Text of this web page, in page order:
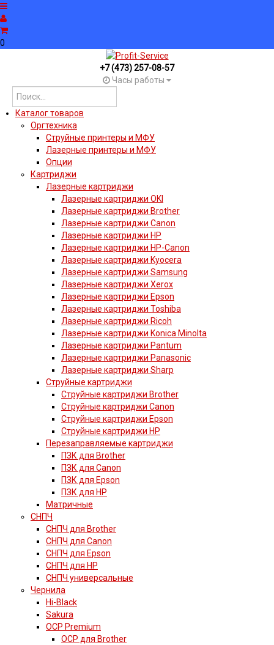
0
+7 (473) 257-08-57
Часы работы
Каталог товаров
Оргтехника
Струйные принтеры и МФУ
Лазерные принтеры и МФУ
Опции
Картриджи
Лазерные картриджи
Лазерные картриджи OKI
Лазерные картриджи Brother
Лазерные картриджи Canon
Лазерные картриджи HP
Лазерные картриджи HP-Canon
Лазерные картриджи Kyocera
Лазерные картриджи Samsung
Лазерные картриджи Xerox
Лазерные картриджи Epson
Лазерные картриджи Toshiba
Лазерные картриджи Ricoh
Лазерные картриджи Konica Minolta
Лазерные картриджи Pantum
Лазерные картриджи Panasonic
Лазерные картриджи Sharp
Струйные картриджи
Струйные картриджи Brother
Струйные картриджи Canon
Струйные картриджи Epson
Струйные картриджи HP
Перезаправляемые картриджи
ПЗК для Brother
ПЗК для Canon
ПЗК для Epson
ПЗК для HP
Матричные
СНПЧ
СНПЧ для Brother
СНПЧ для Canon
СНПЧ для Epson
СНПЧ для HP
СНПЧ универсальные
Чернила
Hi-Black
Sakura
OCP Premium
OCP для Brother